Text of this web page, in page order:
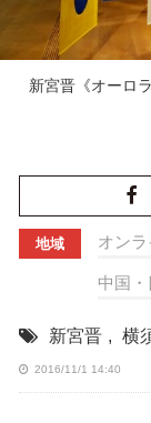
新宮晋《オーロ
地域 オンラ
中国・
新宮晋 , 横
2016/11/1 14:40